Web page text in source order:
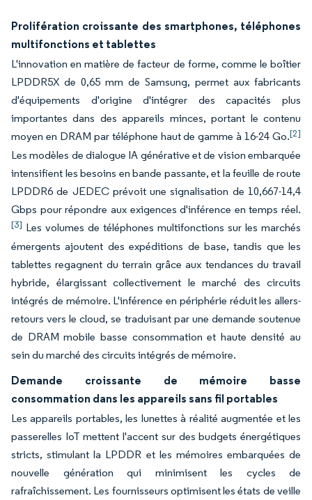
Prolifération croissante des smartphones, téléphones
multifonctions et tablettes
L'innovation en matière de facteur de forme, comme le boîtier
LPDDR5X de 0,65 mm de Samsung, permet aux fabricants
d'équipements d'origine d'intégrer des capacités plus
importantes dans des appareils minces, portant le contenu
moyen en DRAM par téléphone haut de gamme à 16-24 Go.[2]
Les modèles de dialogue IA générative et de vision embarquée
intensifient les besoins en bande passante, et la feuille de route
LPDDR6 de JEDEC prévoit une signalisation de 10,667-14,4
Gbps pour répondre aux exigences d'inférence en temps réel.
[3] Les volumes de téléphones multifonctions sur les marchés
émergents ajoutent des expéditions de base, tandis que les
tablettes regagnent du terrain grâce aux tendances du travail
hybride, élargissant collectivement le marché des circuits
intégrés de mémoire. L'inférence en périphérie réduit les allers-
retours vers le cloud, se traduisant par une demande soutenue
de DRAM mobile basse consommation et haute densité au
sein du marché des circuits intégrés de mémoire.
Demande croissante de mémoire basse
consommation dans les appareils sans fil portables
Les appareils portables, les lunettes à réalité augmentée et les
passerelles IoT mettent l'accent sur des budgets énergétiques
stricts, stimulant la LPDDR et les mémoires embarquées de
nouvelle génération qui minimisent les cycles de
rafraîchissement. Les fournisseurs optimisent les états de veille